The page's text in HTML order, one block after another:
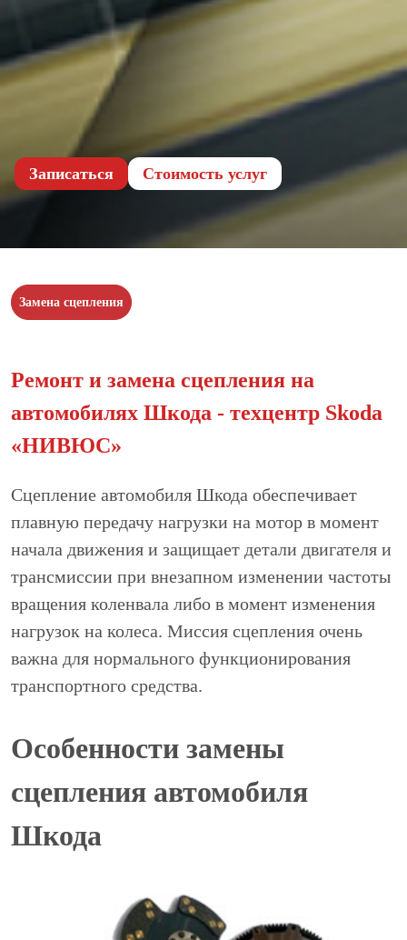
Записаться Cтоимость услуг
Замена сцепления
Ремонт и замена сцепления на
автомобилях Шкода - техцентр Skoda
«НИВЮС»
Сцепление автомобиля Шкода обеспечивает
плавную передачу нагрузки на мотор в момент
начала движения и защищает детали двигателя и
трансмиссии при внезапном изменении частоты
вращения коленвала либо в момент изменения
нагрузок на колеса. Миссия сцепления очень
важна для нормального функционирования
транспортного средства.
Особенности замены
сцепления автомобиля
Шкода